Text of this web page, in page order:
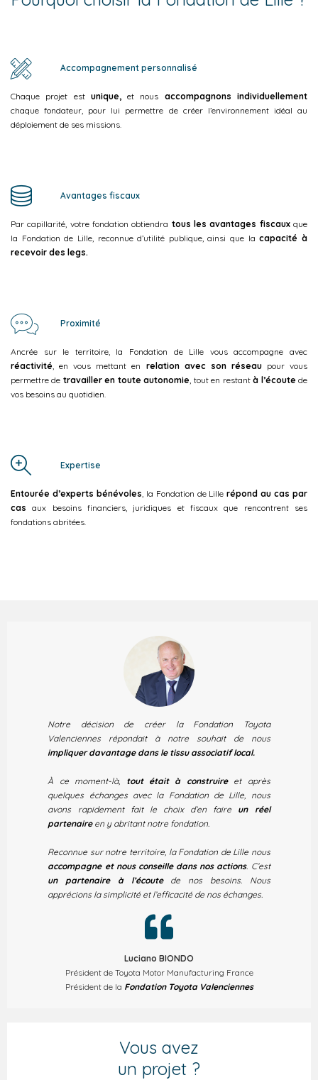
Accompagnement personnalisé
Chaque projet est unique,et nous accompagnons individuellement
chaque fondateur, pour lui permettre de créer l’environnement idéal au
déploiement de ses missions.
Avantages fiscaux
Par capillarité, votre fondation obtiendra tous les avantages fiscauxque
la Fondation de Lille, reconnue d’utilité publique, ainsi que la capacité à
recevoir des legs.
Proximité
Ancrée sur le territoire, la Fondation de Lille vous accompagne avec
réactivité , en vous mettant en relation avec son réseaupour vous
permettre de travailler en toute autonomie , tout en restantà l’écoute de
vos besoins au quotidien.
Expertise
Entourée d’experts bénévoles , la Fondation de Lillerépond au cas par
cas aux besoins financiers, juridiques et fiscaux que rencontrent ses
fondations abritées.
Notre décision de créer la Fondation Toyota
Valenciennes répondait à notre souhait de nous
impliquer davantage dans le tissu associatif local.
À ce moment-là, tout était à construireet après
quelques échanges avec la Fondation de Lille, nous
avons rapidement fait le choix d’en faire un réel
partenaireen y abritant notre fondation.
Reconnue sur notre territoire, la Fondation de Lille nous
accompagne et nous conseille dans nos actions. C’est
un partenaire à l’écoute de nos besoins. Nous
apprécions la simplicité et l’efficacité de nos échanges.
Luciano BIONDO
Président de Toyota Motor Manufacturing France
Président de la Fondation Toyota Valenciennes
Vous avez
un projet ?